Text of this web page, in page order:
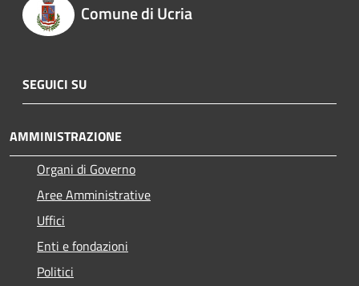
Comune di Ucria
SEGUICI SU
AMMINISTRAZIONE
Organi di Governo
Aree Amministrative
Uffici
Enti e fondazioni
Politici